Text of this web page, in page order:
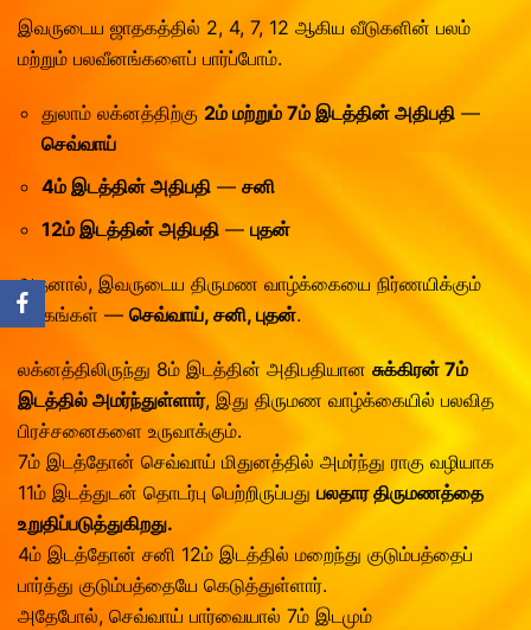
இவருடைய ஜாதகத்தில் 2, 4, 7, 12 ஆகிய வீடுகளின் பலம்
மற்றும் பலவீனங்களைப் பார்ப்போம்.
துலாம் லக்னத்திற்கு 2ம் மற்றும் 7ம் இடத்தின் அதிபதி —
செவ்வாய்
4ம் இடத்தின் அதிபதி — சனி
12ம் இடத்தின் அதிபதி — புதன்
அதனால், இவருடைய திருமண வாழ்க்கையை நிர்ணயிக்கும்
கிரகங்கள் — செவ்வாய், சனி, புதன்.
லக்னத்திலிருந்து 8ம் இடத்தின் அதிபதியான சுக்கிரன் 7ம்
இடத்தில் அமர்ந்துள்ளார், இது திருமண வாழ்க்கையில் பலவித
பிரச்சனைகளை உருவாக்கும்.
7ம் இடத்தோன் செவ்வாய் மிதுனத்தில் அமர்ந்து ராகு வழியாக
11ம் இடத்துடன் தொடர்பு பெற்றிருப்பது பலதார திருமணத்தை
உறுதிப்படுத்துகிறது.
4ம் இடத்தோன் சனி 12ம் இடத்தில் மறைந்து குடும்பத்தைப்
பார்த்து குடும்பத்தையே கெடுத்துள்ளார்.
அதேபோல், செவ்வாய் பார்வையால் 7ம் இடமும்